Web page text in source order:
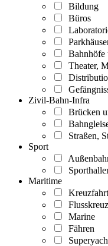
Bildung
Büros
Bahnhöfe
Theater,
Zivil-Bahn-Infra
Brücken
Straßen,
Sport
Maritime
Marine
Fähren